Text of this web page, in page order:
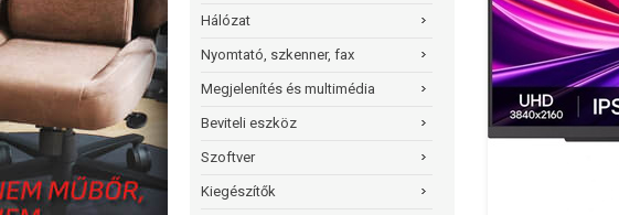
Hálózat
Nyomtató, szkenner, fax
Megjelenítés és multimédia
Beviteli eszköz
Szoftver
Kiegészítők